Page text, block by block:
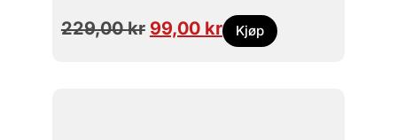
229,00kr 99,00 kr Kjøp